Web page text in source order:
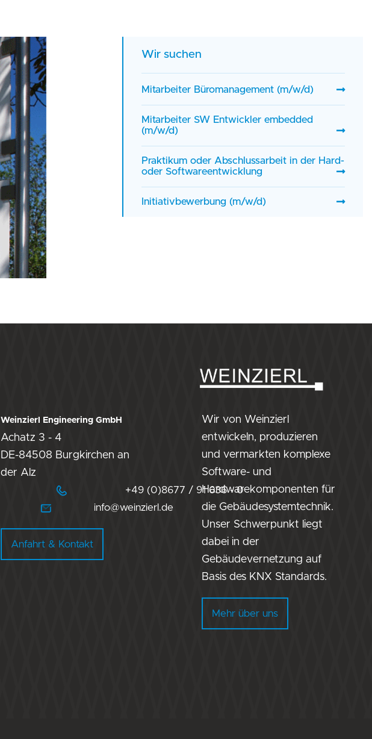
Wir suchen
Mitarbeiter Büromanagement (m/w/d)
Mitarbeiter SW Entwickler embedded
(m/w/d)
Praktikum oder Abschlussarbeit in der Hard-
oder Softwareentwicklung
Initiativbewerbung (m/w/d)
Weinzierl Engineering GmbH
Achatz 3 - 4
DE-84508 Burgkirchen an
der Alz
+49 (0)8677 / 91 636 - 0
info@weinzierl.de
Anfahrt & Kontakt
Wir von Weinzierl
entwickeln, produzieren
und vermarkten komplexe
Software- und
Hardwarekomponenten für
die Gebäudesystemtechnik.
Unser Schwerpunkt liegt
dabei in der
Gebäudevernetzung auf
Basis des KNX Standards.
Mehr über uns